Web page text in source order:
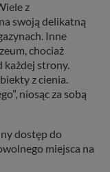
z
swoją delikatną
Inne
chociaż
każdej strony.
z cienia.
niosąc za sobą
dostęp do
miejsca na